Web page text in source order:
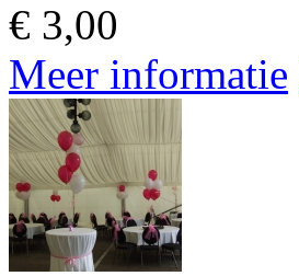
€ 3,00
Meer informatie